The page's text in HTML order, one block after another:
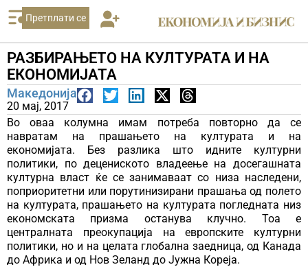
Претплати се
РАЗБИРАЊЕТО НА КУЛТУРАТА И НА
ЕКОНОМИЈАТА
Македонија
20 мај, 2017
Во оваа колумна имам потреба повторно да се
навратам на прашањето на културата и на
економијата. Без разлика што идните културни
политики, по децениското владеење на досегашната
културна власт ќе се занимаваат со низа наследени,
поприоритетни или порутинизирани прашања од полето
на културата, прашањето на културата погледната низ
економската призма останува клучно. Тоа е
централната преокупација на европските културни
политики, но и на целата глобална заедница, од Канада
до Африка и од Нов Зеланд до Јужна Кореjа.